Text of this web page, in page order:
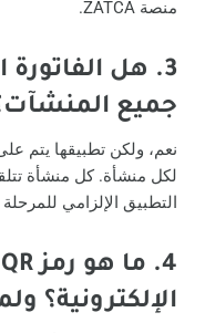
منصة ZATCA.
3.
هل الفاتورة
جميع
نعم، ولكن تطبيقها يتم
لكل منشأة. كل منشأة
التطبيق الإلزامي
4.
الإلكترونية؟